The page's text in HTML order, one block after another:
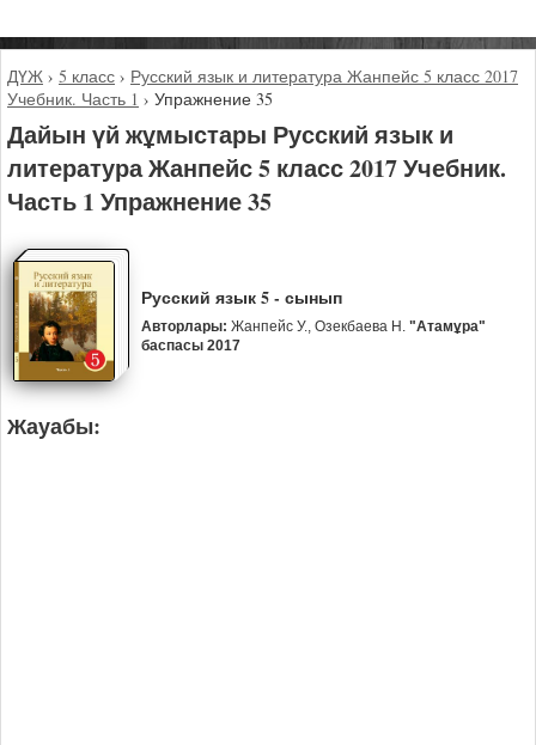
ДҮЖ › 5 класс › Русский язык и литература Жанпейс 5 класс 2017
Учебник. Часть 1 › Упражнение 35
Дайын үй жұмыстары Русский язык и
литература Жанпейс 5 класс 2017 Учебник.
Часть 1 Упражнение 35
Русский язык 5 - сынып
Авторлары: Жанпейс У., Озекбаева Н. "Атамұра"
баспасы 2017
Жауабы: